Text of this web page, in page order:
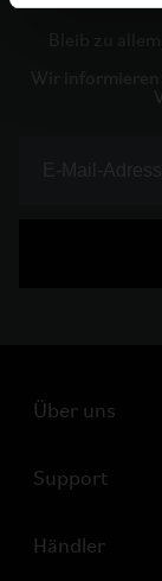
Wir
Über uns
Support
Händler